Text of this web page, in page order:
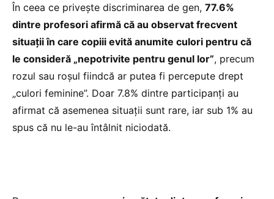
În ceea ce privește discriminarea de gen, 77.6%
dintre profesori afirmă că au observat frecvent
situații în care copiii evită anumite culori pentru că
le consideră „nepotrivite pentru genul lor”, precum
rozul sau roșul fiindcă ar putea fi percepute drept
„culori feminine”. Doar 7.8% dintre participanți au
afirmat că asemenea situații sunt rare, iar sub 1% au
spus că nu le-au întâlnit niciodată.